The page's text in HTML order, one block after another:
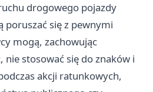
drogowego pojazdy
poruszać się z pewnymi
mogą, zachowując
nie stosować się do znaków i
akcji ratunkowych,